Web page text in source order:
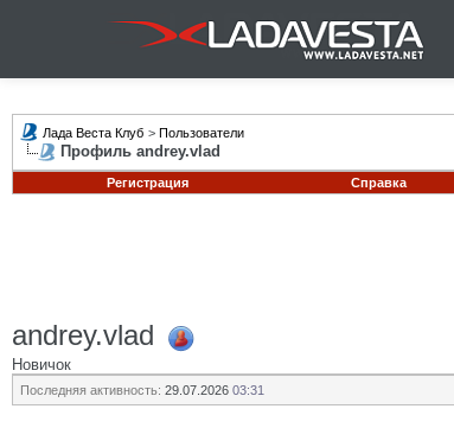
Лада Веста Клуб > Пользователи
Профиль andrey.vlad
Регистрация
Справка
andrey.vlad
Новичок
Последняя активность: 29.07.2026 03:31